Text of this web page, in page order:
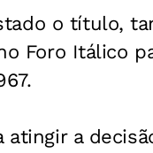
o título,
Foro Itálico
a